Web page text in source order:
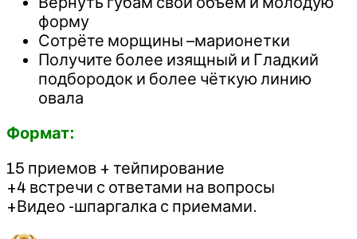
форму
Сотрёте морщины –марионетки
Получите более изящный и Гладкий
подбородок и более чёткую линию
овала
Формат:
15 приемов + тейпирование
+4 встречи с ответами на вопросы
+Видео -шпаргалка с приемами.